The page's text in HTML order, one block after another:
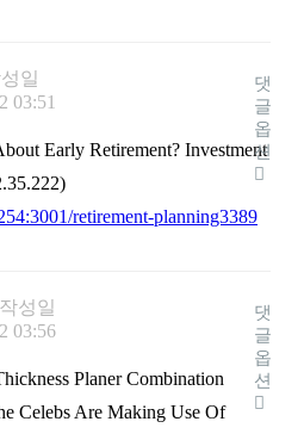
일
03:51
Early Retirement? Investment
retirement-planning3389
댓
글
옵
션
작성일
03:56
Planer Combination
Celebs Are Making Use Of
댓
글
옵
션